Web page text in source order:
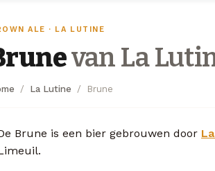
ALE · LA LUTINE
van La
La Lutine Brune
Brune is een bier gebrouwen door